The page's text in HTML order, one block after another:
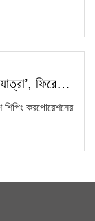
ফিরে…
শিপিং করপোরেশনের